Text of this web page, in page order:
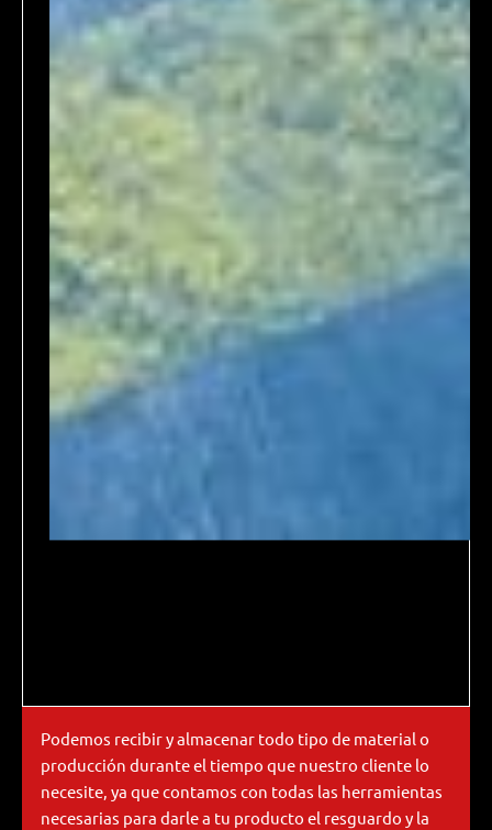
Podemos recibir y almacenar todo tipo de material o
producción durante el tiempo que nuestro cliente lo
necesite, ya que contamos con todas las herramientas
necesarias para darle a tu producto el resguardo y la